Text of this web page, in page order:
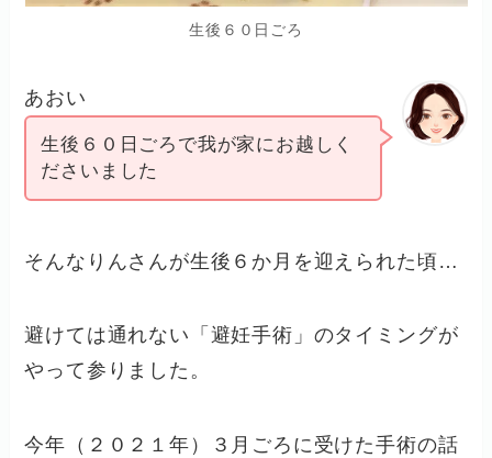
生後６０日ごろ
あおい
生後６０日ごろで我が家にお越しく
ださいました
そんなりんさんが生後６か月を迎えられた頃…
避けては通れない「避妊手術」のタイミングが
やって参りました。
今年（２０２１年）３月ごろに受けた手術の話